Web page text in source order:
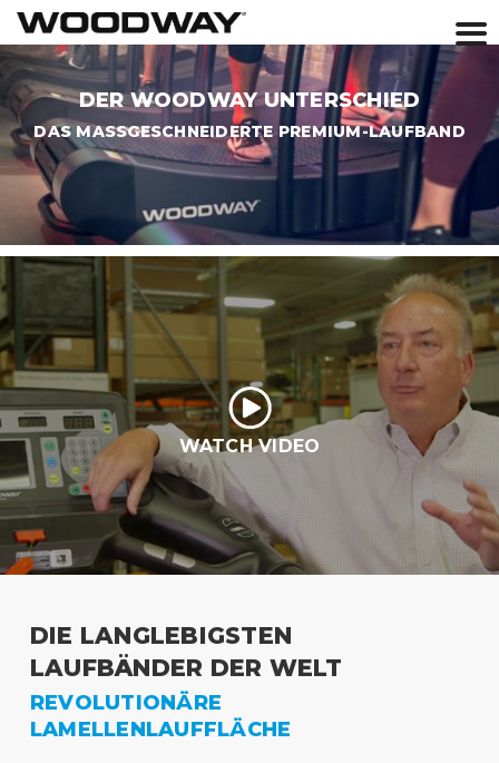
Skip
to
content
DER WOODWAY UNTERSCHIED
DAS MASSGESCHNEIDERTE PREMIUM-LAUFBAND
WATCH VIDEO
DIE LANGLEBIGSTEN
LAUFBÄNDER DER WELT
REVOLUTIONÄRE
LAMELLENLAUFFLÄCHE